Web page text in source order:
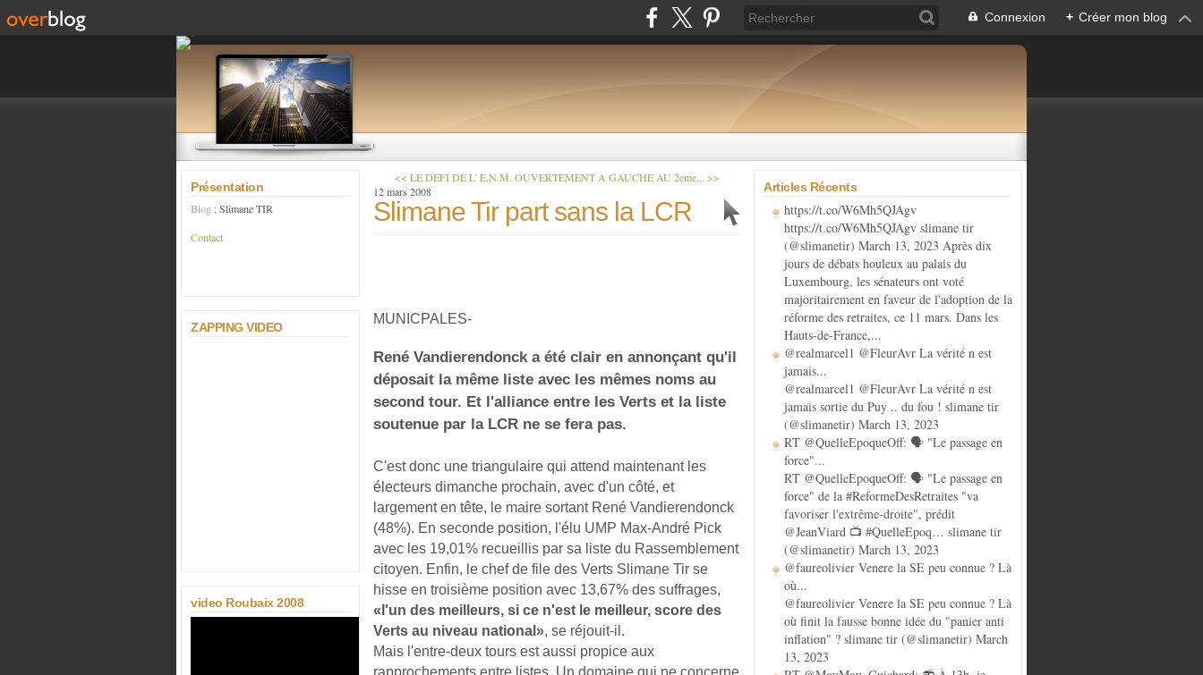
Connexion + Créer mon blog
Présentation
Blog : Slimane TIR
Contact
ZAPPING VIDEO
video Roubaix 2008
<< LE DEFI DE L' E.N.M. OUVERTEMENT A GAUCHE AU 2eme... >>
12 mars 2008
Slimane Tir part sans la LCR
MUNICPALES-
René Vandierendonck a été clair en annonçant qu'il
déposait la même liste avec les mêmes noms au
second tour. Et l'alliance entre les Verts et la liste
soutenue par la LCR ne se fera pas.
C'est donc une triangulaire qui attend maintenant les
électeurs dimanche prochain, avec d'un côté, et
largement en tête, le maire sortant René Vandierendonck
(48%). En seconde position, l'élu UMP Max-André Pick
avec les 19,01% recueillis par sa liste du Rassemblement
citoyen. Enfin, le chef de file des Verts Slimane Tir se
hisse en troisième position avec 13,67% des suffrages,
«l'un des meilleurs, si ce n'est le meilleur, score des
Verts au niveau national», se réjouit-il.
Mais l'entre-deux tours est aussi propice aux
rapprochements entre listes. Un domaine qui ne concerne
Articles Récents
https://t.co/W6Mh5QJAgv
https://t.co/W6Mh5QJAgv slimane tir
(@slimanetir) March 13, 2023 Après dix
jours de débats houleux au palais du
Luxembourg, les sénateurs ont voté
majoritairement en faveur de l'adoption de la
réforme des retraites, ce 11 mars. Dans les
Hauts-de-France,...
@realmarcel1 @FleurAvr La vérité n est
jamais...
@realmarcel1 @FleurAvr La vérité n est
jamais sortie du Puy .. du fou ! slimane tir
(@slimanetir) March 13, 2023
RT @QuelleEpoqueOff: 🗣️ "Le passage en
force"...
RT @QuelleEpoqueOff: 🗣️ "Le passage en
force" de la #ReformeDesRetraites "va
favoriser l'extrême-droite", prédit
@JeanViard 📺 #QuelleEpoq… slimane tir
(@slimanetir) March 13, 2023
@faureolivier Venere la SE peu connue ? Là
où...
@faureolivier Venere la SE peu connue ? Là
où finit la fausse bonne idée du "panier anti
inflation" ? slimane tir (@slimanetir) March
13, 2023